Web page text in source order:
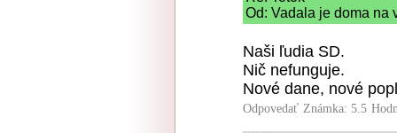
Od: Vadala je doma na
Naši ľudia SD.
Nič nefunguje.
Nové dane, nové
Odpovedať Známka: 5.5